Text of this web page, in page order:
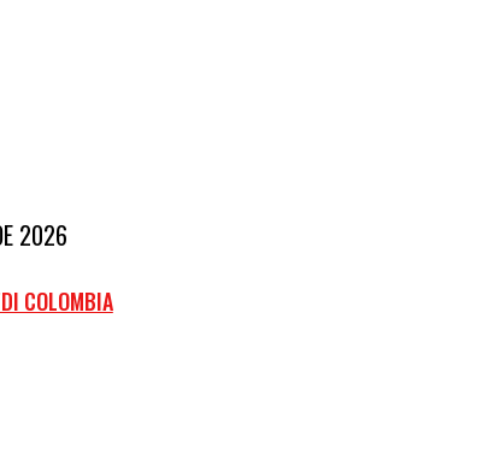
2026
COLOMBIA